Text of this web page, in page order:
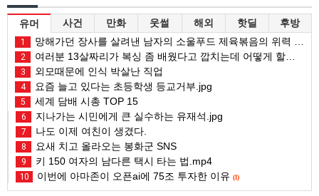
유머 사건 만화 웃썰 해외 핫딜 후방
1 망해가던 장사를 살려낸 남자의 소울푸드 제육볶음의 위력 ㅋㅋ
2 여러분 13살짜리가 복싱 좀 배웠다고 깝치는데 어떻게 할까요?
3 외모때문에 인식 박살난 직업
4 요즘 늘고 있다는 초등학생 등교거부.jpg
5 세계 담배 시총 TOP 15
6 지나가는 시민에게 큰 실수하는 유재석.jpg
7 나도 이제 여친이 생겼다.
8 요새 치고 올라오는 봉화군 SNS
9 키 150 여자의 남다른 택시 타는 법.mp4
10 이번에 아마존이 오픈ai에 75조 투자한 이유 (1)